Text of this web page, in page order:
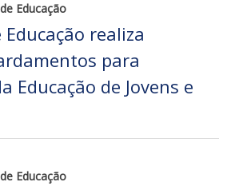
Educação
realiza
para
Educação de Jovens e
Educação